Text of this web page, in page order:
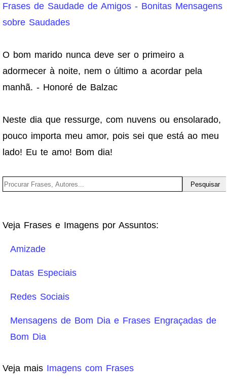
Frases de Saudade de Amigos - Bonitas Mensagens
sobre Saudades
O bom marido nunca deve ser o primeiro a
adormecer à noite, nem o último a acordar pela
manhã. - Honoré de Balzac
Neste dia que ressurge, com nuvens ou ensolarado,
pouco importa meu amor, pois sei que está ao meu
lado! Eu te amo! Bom dia!
Veja Frases e Imagens por Assuntos:
Amizade
Datas Especiais
Redes Sociais
Mensagens de Bom Dia e Frases Engraçadas de
Bom Dia
Veja mais Imagens com Frases